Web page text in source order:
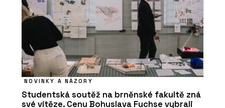
NOVINKY A NÁZORY
Studentská soutěž na brněnské fakultě zná
své vítěze. Cenu Bohuslava Fuchse vybrali